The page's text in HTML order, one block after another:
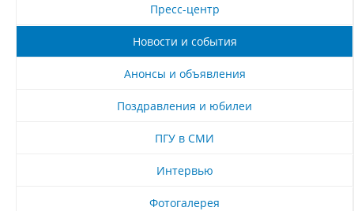
Пресс-центр
Новости и события
Анонсы и объявления
Поздравления и юбилеи
ПГУ в СМИ
Интервью
Фотогалерея